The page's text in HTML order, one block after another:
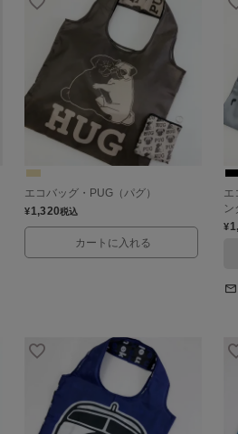
エコバッグ・PUG（パグ）
¥1,320税込
カートに入れる
エ
ン
¥